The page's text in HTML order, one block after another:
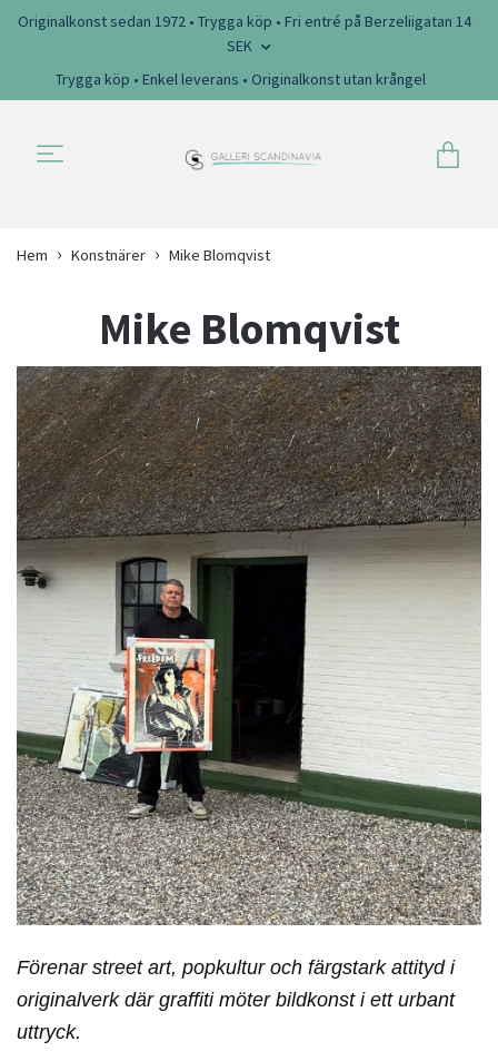
Originalkonst sedan 1972 • Trygga köp • Fri entré på Berzeliigatan 14
SEK
Trygga köp • Enkel leverans • Originalkonst utan krångel
Hem Konstnärer Mike Blomqvist
Mike Blomqvist
Förenar street art, popkultur och färgstark attityd i
originalverk där graffiti möter bildkonst i ett urbant
uttryck.